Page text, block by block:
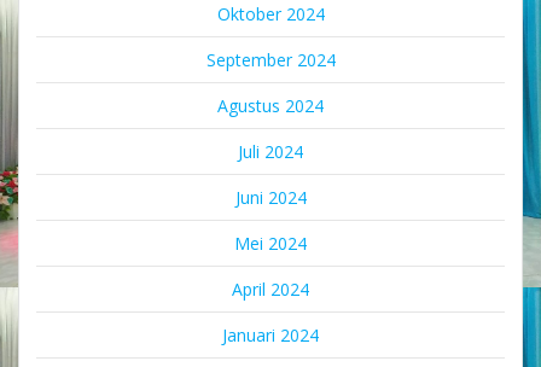
Oktober 2024
September 2024
Agustus 2024
Juli 2024
Juni 2024
Mei 2024
April 2024
Januari 2024